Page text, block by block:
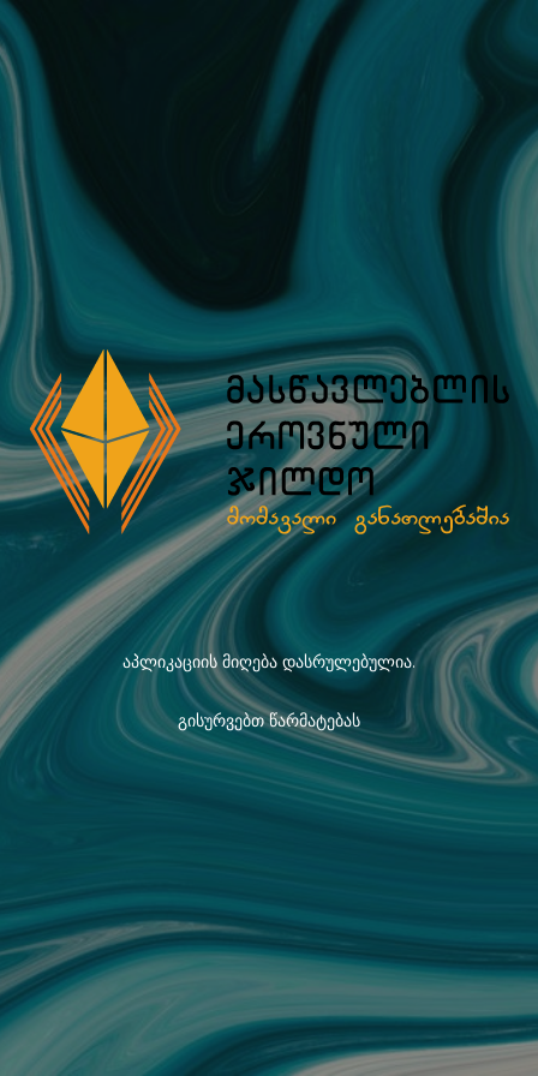
აპლიკაციის მიღება დასრულებულია.
გისურვებთ წარმატებას